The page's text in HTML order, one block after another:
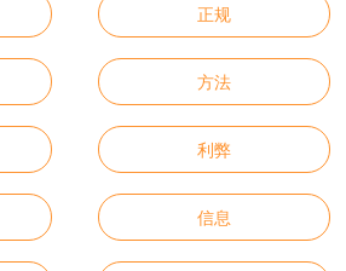
正规
方法
利弊
信息